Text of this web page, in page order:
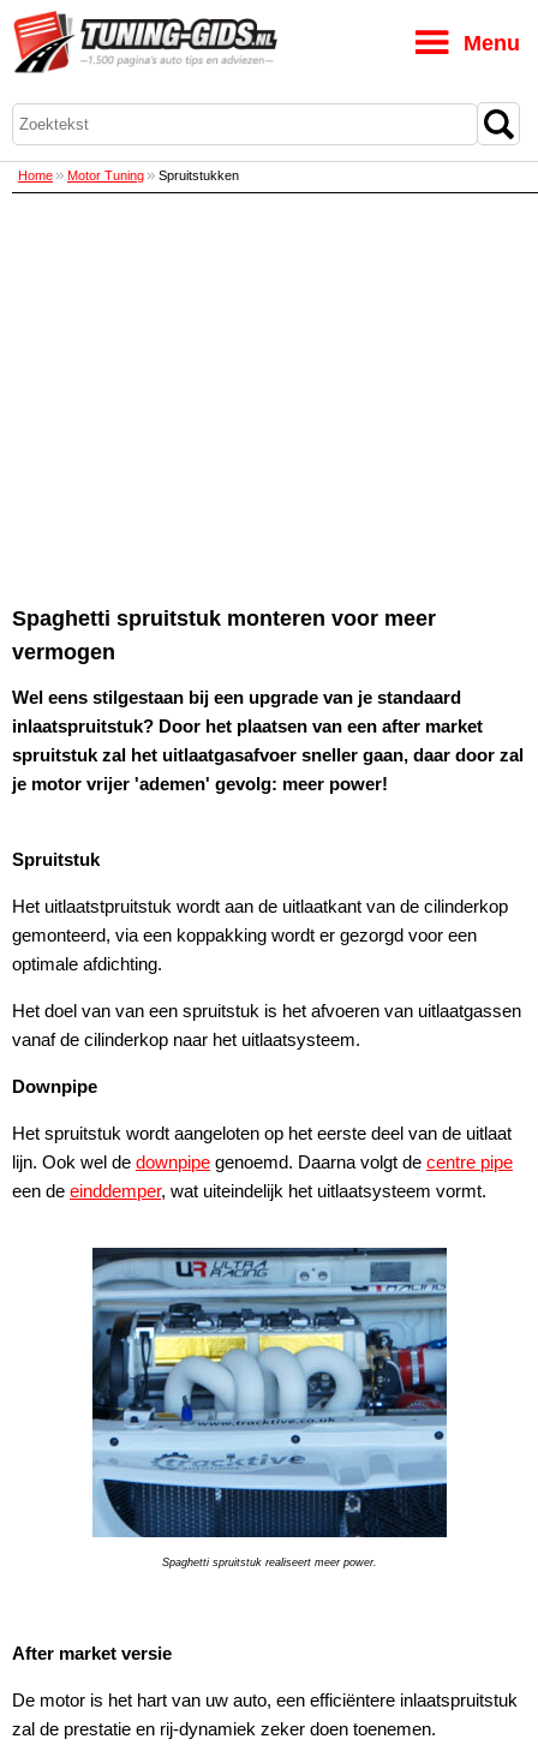
Home Motor Tuning Spruitstukken
Spaghetti spruitstuk monteren voor meer
vermogen
Wel eens stilgestaan bij een upgrade van je standaard
inlaatspruitstuk? Door het plaatsen van een after market
spruitstuk zal het uitlaatgasafvoer sneller gaan, daar door zal
je motor vrijer 'ademen' gevolg: meer power!
Spruitstuk
Het uitlaatstpruitstuk wordt aan de uitlaatkant van de cilinderkop
gemonteerd, via een koppakking wordt er gezorgd voor een
optimale afdichting.
Het doel van van een spruitstuk is het afvoeren van uitlaatgassen
vanaf de cilinderkop naar het uitlaatsysteem.
Downpipe
Het spruitstuk wordt aangeloten op het eerste deel van de uitlaat
lijn. Ook wel de downpipe genoemd. Daarna volgt de centre pipe
een de einddemper, wat uiteindelijk het uitlaatsysteem vormt.
Spaghetti spruitstuk realiseert meer power.
After market versie
De motor is het hart van uw auto, een efficiëntere inlaatspruitstuk
zal de prestatie en rij-dynamiek zeker doen toenemen.